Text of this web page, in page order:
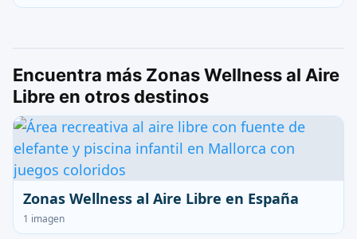
Encuentra más Zonas Wellness al Aire
Libre en otros destinos
Zonas Wellness al Aire Libre en España
1 imagen